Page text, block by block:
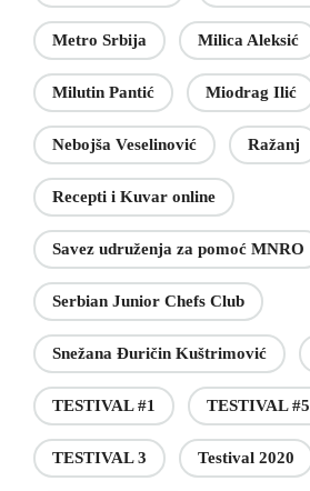
Metro Srbija Milica Aleksić
Milutin Pantić Miodrag Ilić
Nebojša Veselinović Ražanj
Recepti i Kuvar online
Savez udruženja za pomoć MNRO
Serbian Junior Chefs Club
Snežana Đuričin Kuštrimović
TESTIVAL #1 TESTIVAL #5
TESTIVAL 3 Testival 2020